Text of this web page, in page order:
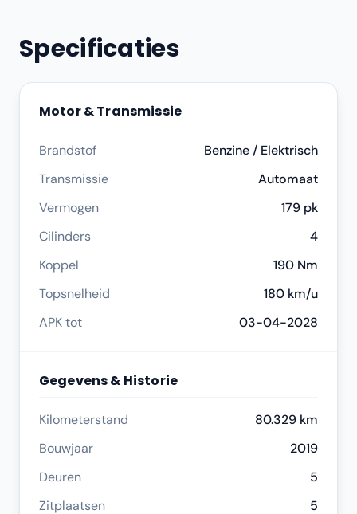
Specificaties
Motor & Transmissie
Brandstof
Benzine / Elektrisch
Transmissie
Automaat
Vermogen
179 pk
Cilinders
4
Koppel
190 Nm
Topsnelheid
180 km/u
APK tot
03-04-2028
Gegevens & Historie
Kilometerstand
80.329 km
Bouwjaar
2019
Deuren
5
Zitplaatsen
5